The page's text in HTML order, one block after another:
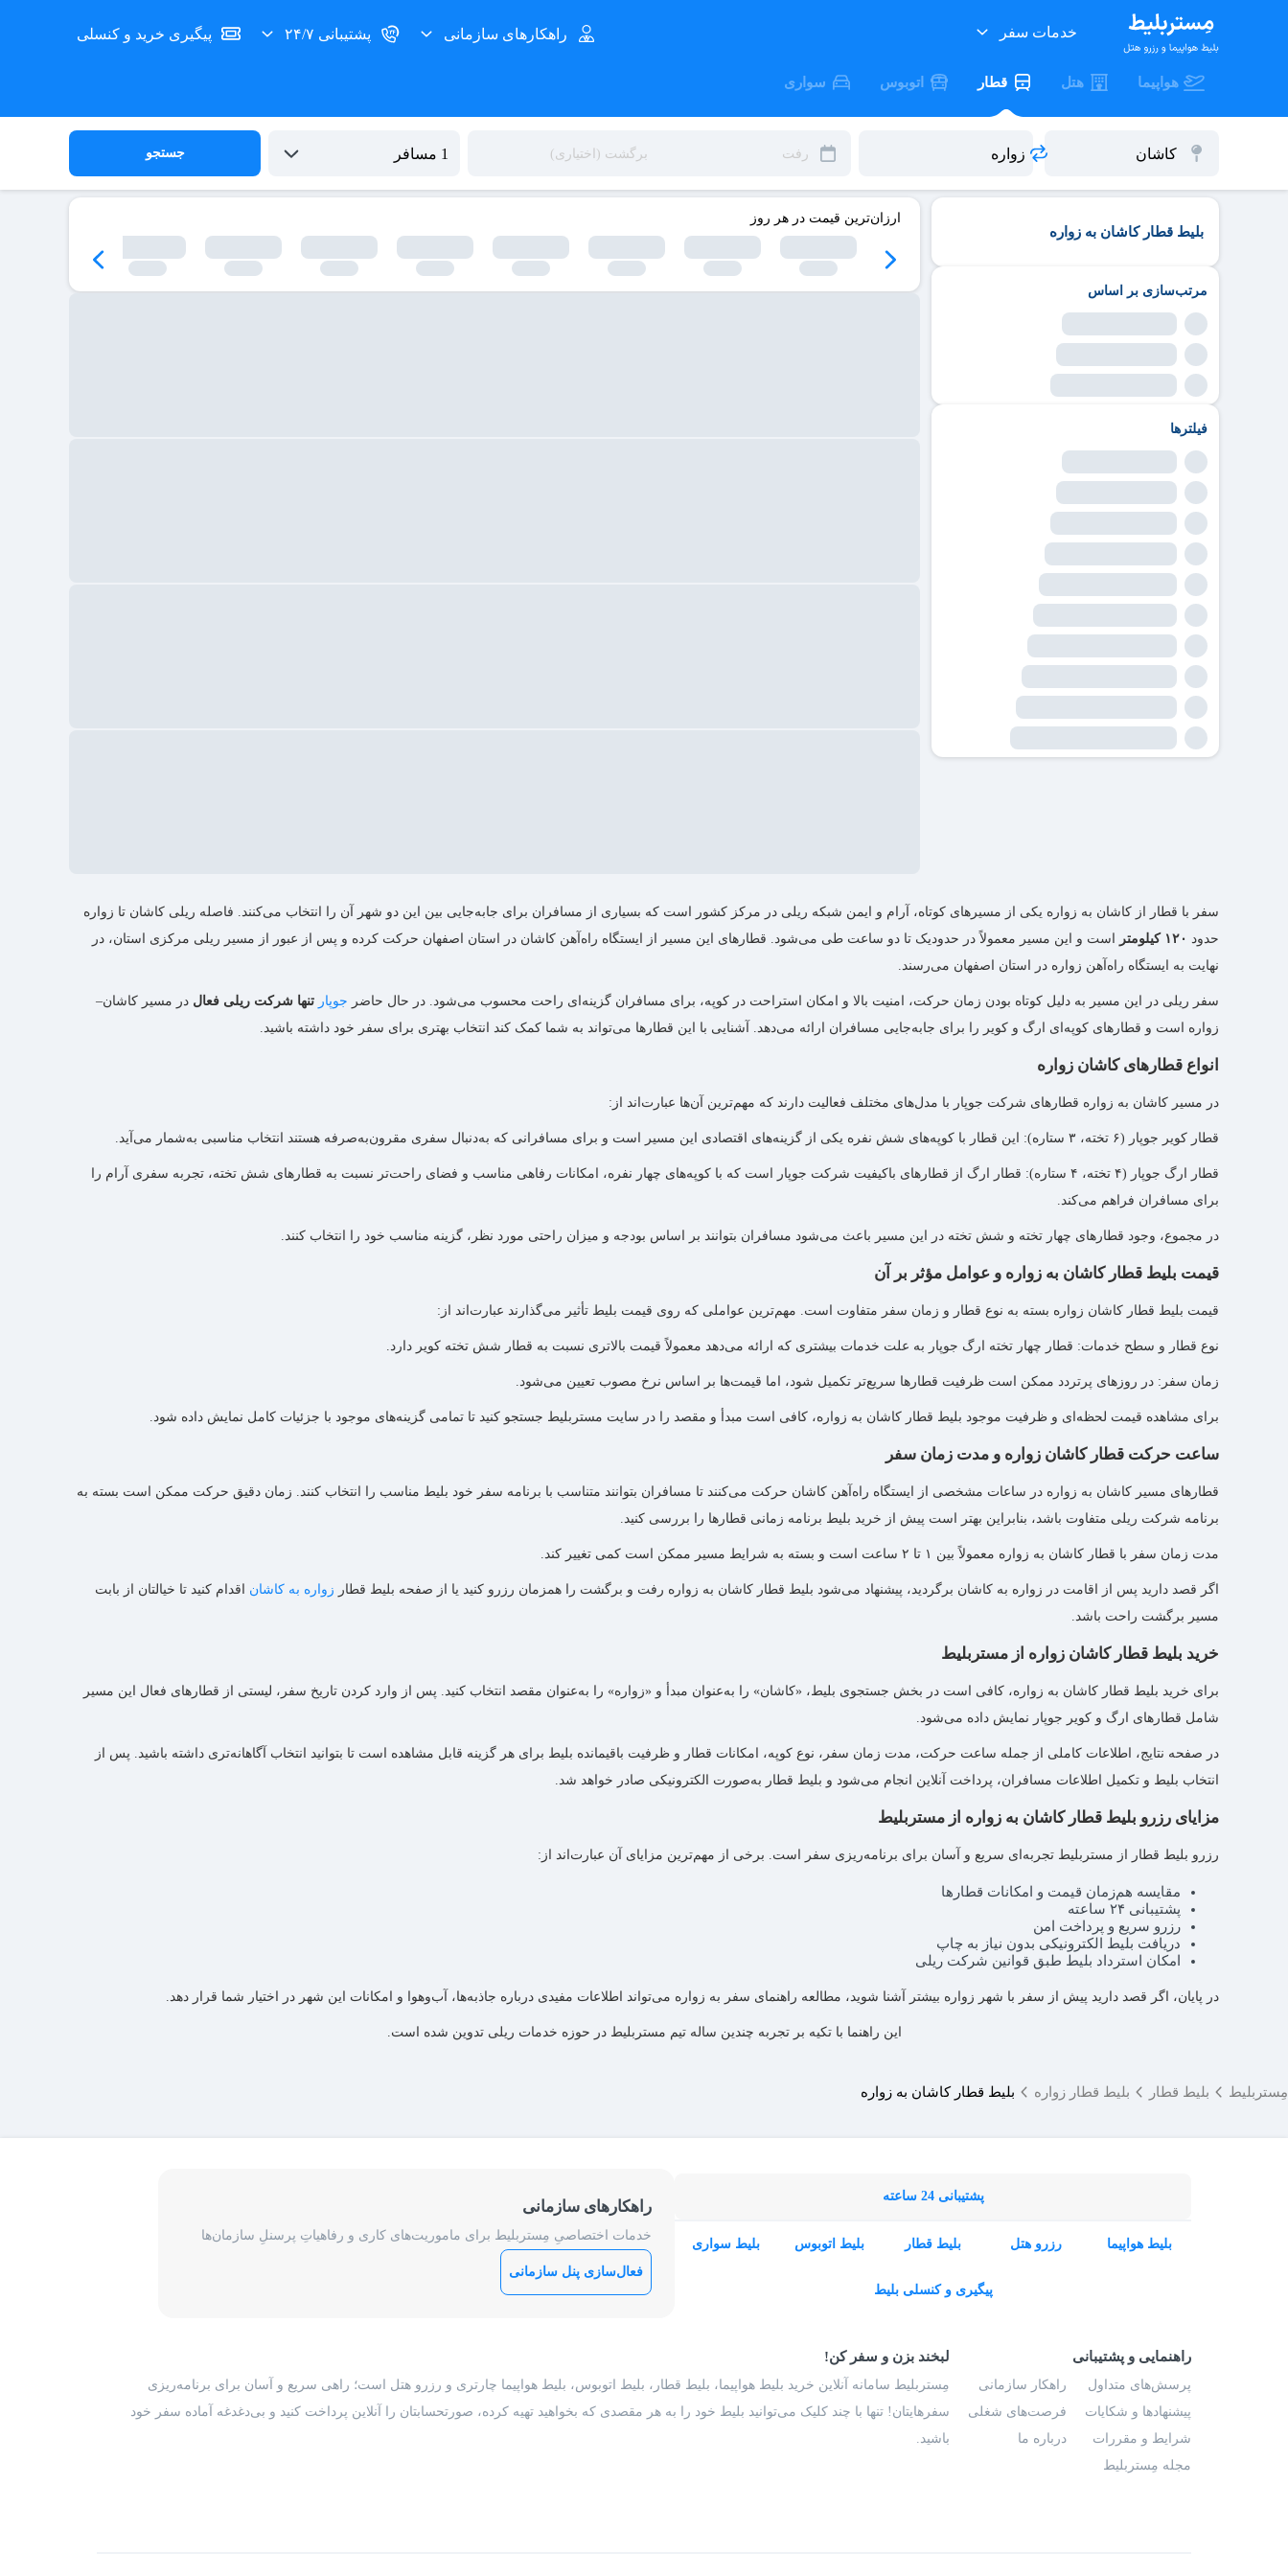
خدمات سفر راهکارهای سازمانی پشتیبانی ۲۴/۷ پیگیری خرید و کنسلی
هواپیما هتل قطار اتوبوس سواری
جستجو
بلیط قطار کاشان به زواره
مرتب‌سازی بر اساس
فیلترها
ارزان‌ترین قیمت در هر روز
سفر با قطار از کاشان به زواره یکی از مسیرهای کوتاه، آرام و ایمن شبکه ریلی در مرکز کشور است که بسیاری از مسافران برای جابه‌جایی بین این دو شهر آن را انتخاب می‌کنند. فاصله ریلی کاشان تا زواره
حدود ۱۲۰ کیلومتر
است و این مسیر معمولاً در حدودیک تا دو ساعت طی می‌شود. قطارهای این مسیر از ایستگاه راه‌آهن کاشان در استان اصفهان حرکت کرده و پس از عبور از مسیر ریلی مرکزی استان، در
نهایت به ایستگاه راه‌آهن زواره در استان اصفهان می‌رسند.
سفر ریلی در این مسیر به دلیل کوتاه بودن زمان حرکت، امنیت بالا و امکان استراحت در کوپه، برای مسافران گزینه‌ای راحت محسوب می‌شود. در حال حاضر جوپار تنها شرکت ریلی فعال در مسیر کاشان–
زواره است و قطارهای کوپه‌ای ارگ و کویر را برای جابه‌جایی مسافران ارائه می‌دهد. آشنایی با این قطارها می‌تواند به شما کمک کند انتخاب بهتری برای سفر خود داشته باشید.
انواع قطارهای کاشان زواره
در مسیر کاشان به زواره قطارهای شرکت جوپار با مدل‌های مختلف فعالیت دارند که مهم‌ترین آن‌ها عبارت‌اند از:
قطار کویر جوپار (۶ تخته، ۳ ستاره): این قطار با کوپه‌های شش نفره یکی از گزینه‌های اقتصادی این مسیر است و برای مسافرانی که به‌دنبال سفری مقرون‌به‌صرفه هستند انتخاب مناسبی به‌شمار می‌آید.
قطار ارگ جوپار (۴ تخته، ۴ ستاره): قطار ارگ از قطارهای باکیفیت شرکت جوپار است که با کوپه‌های چهار نفره، امکانات رفاهی مناسب و فضای راحت‌تر نسبت به قطارهای شش تخته، تجربه سفری آرام را
برای مسافران فراهم می‌کند.
در مجموع، وجود قطارهای چهار تخته و شش تخته در این مسیر باعث می‌شود مسافران بتوانند بر اساس بودجه و میزان راحتی مورد نظر، گزینه مناسب خود را انتخاب کنند.
قیمت بلیط قطار کاشان به زواره و عوامل مؤثر بر آن
قیمت بلیط قطار کاشان زواره بسته به نوع قطار و زمان سفر متفاوت است. مهم‌ترین عواملی که روی قیمت بلیط تأثیر می‌گذارند عبارت‌اند از:
نوع قطار و سطح خدمات: قطار چهار تخته ارگ جوپار به علت خدمات بیشتری که ارائه می‌دهد معمولاً قیمت بالاتری نسبت به قطار شش تخته کویر دارد.
زمان سفر: در روزهای پرتردد ممکن است ظرفیت قطارها سریع‌تر تکمیل شود، اما قیمت‌ها بر اساس نرخ مصوب تعیین می‌شود.
برای مشاهده قیمت لحظه‌ای و ظرفیت موجود بلیط قطار کاشان به زواره، کافی است مبدأ و مقصد را در سایت مستربلیط جستجو کنید تا تمامی گزینه‌های موجود با جزئیات کامل نمایش داده شود.
ساعت حرکت قطار کاشان زواره و مدت زمان سفر
قطارهای مسیر کاشان به زواره در ساعات مشخصی از ایستگاه راه‌آهن کاشان حرکت می‌کنند تا مسافران بتوانند متناسب با برنامه سفر خود بلیط مناسب را انتخاب کنند. زمان دقیق حرکت ممکن است بسته به
برنامه شرکت ریلی متفاوت باشد، بنابراین بهتر است پیش از خرید بلیط برنامه زمانی قطارها را بررسی کنید.
مدت زمان سفر با قطار کاشان به زواره معمولاً بین ۱ تا ۲ ساعت است و بسته به شرایط مسیر ممکن است کمی تغییر کند.
اگر قصد دارید پس از اقامت در زواره به کاشان برگردید، پیشنهاد می‌شود بلیط قطار کاشان به زواره رفت و برگشت را همزمان رزرو کنید یا از صفحه بلیط قطار زواره به کاشان اقدام کنید تا خیالتان از بابت
مسیر برگشت راحت باشد.
خرید بلیط قطار کاشان زواره از مستربلیط
برای خرید بلیط قطار کاشان به زواره، کافی است در بخش جستجوی بلیط، «کاشان» را به‌عنوان مبدأ و «زواره» را به‌عنوان مقصد انتخاب کنید. پس از وارد کردن تاریخ سفر، لیستی از قطارهای فعال این مسیر
شامل قطارهای ارگ و کویر جوپار نمایش داده می‌شود.
در صفحه نتایج، اطلاعات کاملی از جمله ساعت حرکت، مدت زمان سفر، نوع کوپه، امکانات قطار و ظرفیت باقیمانده بلیط برای هر گزینه قابل مشاهده است تا بتوانید انتخاب آگاهانه‌تری داشته باشید. پس از
انتخاب بلیط و تکمیل اطلاعات مسافران، پرداخت آنلاین انجام می‌شود و بلیط قطار به‌صورت الکترونیکی صادر خواهد شد.
مزایای رزرو بلیط قطار کاشان به زواره از مستربلیط
رزرو بلیط قطار از مستربلیط تجربه‌ای سریع و آسان برای برنامه‌ریزی سفر است. برخی از مهم‌ترین مزایای آن عبارت‌اند از:
مقایسه هم‌زمان قیمت و امکانات قطارها
پشتیبانی ۲۴ ساعته
رزرو سریع و پرداخت امن
دریافت بلیط الکترونیکی بدون نیاز به چاپ
امکان استرداد بلیط طبق قوانین شرکت ریلی
در پایان، اگر قصد دارید پیش از سفر با شهر زواره بیشتر آشنا شوید، مطالعه راهنمای سفر به زواره می‌تواند اطلاعات مفیدی درباره جاذبه‌ها، آب‌وهوا و امکانات این شهر در اختیار شما قرار دهد.
این راهنما با تکیه بر تجربه چندین ساله تیم مستربلیط در حوزه خدمات ریلی تدوین شده است.
مِستربلیط بلیط قطار بلیط قطار زواره بلیط قطار کاشان به زواره
پشتیبانی 24 ساعته
بلیط هواپیما رزرو هتل بلیط قطار بلیط اتوبوس بلیط سواری
پیگیری و کنسلی بلیط
راهکارهای سازمانی
خدمات اختصاصیِ مِستربلیط برای ماموریت‌های کاری و رفاهیاتِ پرسنلِ سازمان‌ها
فعال‌سازی پنل سازمانی
راهنمایی و پشتیبانی
پرسش‌های متداول
پیشنهادها و شکایات
شرایط و مقررات
مجله مِستربلیط
راهکار سازمانی
فرصت‌های شغلی
درباره ما
لبخند بزن و سفر کن!
مِستربلیط سامانه آنلاین خرید بلیط هواپیما، بلیط قطار، بلیط اتوبوس، بلیط هواپیما چارتری و رزرو هتل است؛ راهی سریع و آسان برای برنامه‌ریزی
سفرهایتان! تنها با چند کلیک می‌توانید بلیط خود را به هر مقصدی که بخواهید تهیه کرده، صورتحسابتان را آنلاین پرداخت کنید و بی‌دغدغه آماده سفر خود
باشید.